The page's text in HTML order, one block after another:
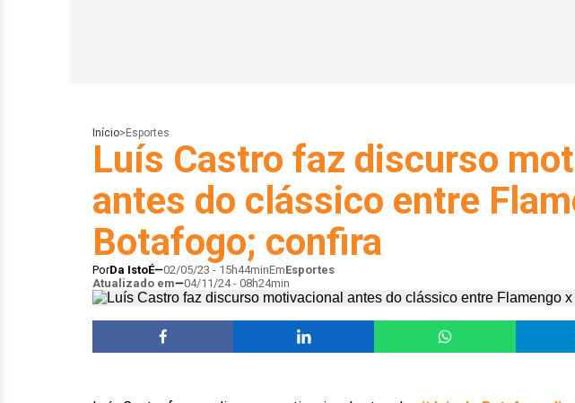
Início> Esportes
Luís Castro faz discurso
antes do clássico entre
Botafogo; confira
PorDa IstoÉ 02/05/23 - 15h44minEmEsportes
Atualizado em
04/11/24 - 08h24min